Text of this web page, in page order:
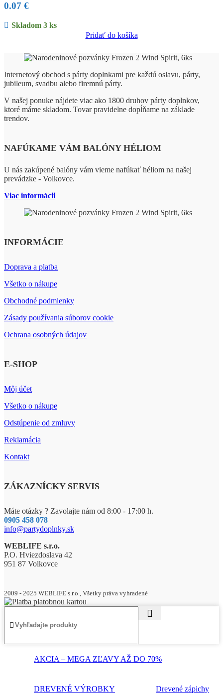
0.07 €
Skladom 3 ks
Pridať do košíka
Internetový obchod s párty doplnkami pre každú oslavu, párty,
jubileum, svadbu alebo firemnú párty.
V našej ponuke nájdete viac ako 1800 druhov párty doplnkov,
ktoré máme skladom. Tovar pravidelne dopĺňame na základe
trendov.
NAFÚKAME VÁM BALÓNY HÉLIOM
U nás zakúpené balóny vám vieme nafúkať héliom na našej
prevádzke - Volkovce.
Viac informácii
INFORMÁCIE
Doprava a platba
Všetko o nákupe
Obchodné podmienky
Zásady používania súborov cookie
Ochrana osobných údajov
E-SHOP
Môj účet
Všetko o nákupe
Odstúpenie od zmluvy
Reklamácia
Kontakt
ZÁKAZNÍCKY SERVIS
Máte otázky ? Zavolajte nám od 8:00 - 17:00 h.
0905 458 078
info@partydoplnky.sk
WEBLIFE s.r.o.
P.O. Hviezdoslava 42
951 87 Volkovce
2009 - 2025 WEBLIFE s.r.o., Všetky práva vyhradené
AKCIA – MEGA ZĽAVY AŽ DO 70%
DREVENÉ VÝROBKY Drevené zápichy